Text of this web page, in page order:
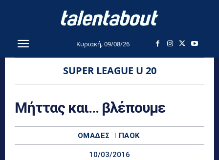
Κυριακή, 09/08/26
SUPER LEAGUE U 20
Μήττας και… βλέπουμε
ΟΜΆΔΕΣ ΠΑΟΚ
10/03/2016